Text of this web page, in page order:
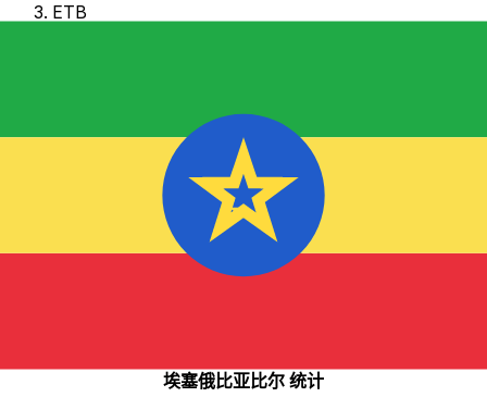
ETB
埃塞俄比亚比尔 是 埃塞俄比亚 的货币。
示最热门的 埃塞俄比亚比尔 汇率是 ETB 兑 USD。比尔 的
，其符号为 Br。
下方可查看 埃塞俄比亚比
选择一种货币
埃塞俄比亚比尔 统计